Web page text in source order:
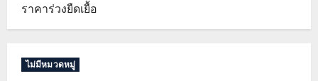
ราคาร่วงยืดเยื้อ
ไม่มีหมวดหมู่